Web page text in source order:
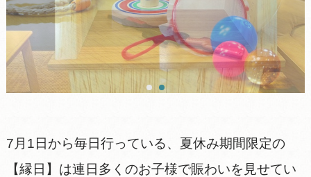
7月1日から毎日行っている、夏休み期間限定の
【縁日】は連日多くのお子様で賑わいを見せてい